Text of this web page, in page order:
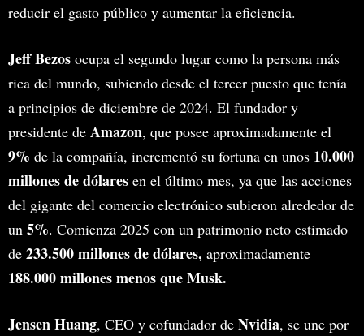
reducir el gasto público y aumentar la eficiencia.
Jeff Bezos ocupa el segundo lugar como la persona más
rica del mundo, subiendo desde el tercer puesto que tenía
a principios de diciembre de 2024. El fundador y
presidente de Amazon, que posee aproximadamente el
9% de la compañía, incrementó su fortuna en unos 10.000
millones de dólares en el último mes, ya que las acciones
del gigante del comercio electrónico subieron alrededor de
un 5%. Comienza 2025 con un patrimonio neto estimado
de 233.500 millones de dólares, aproximadamente
188.000 millones menos que Musk.
Jensen Huang, CEO y cofundador de Nvidia, se une por